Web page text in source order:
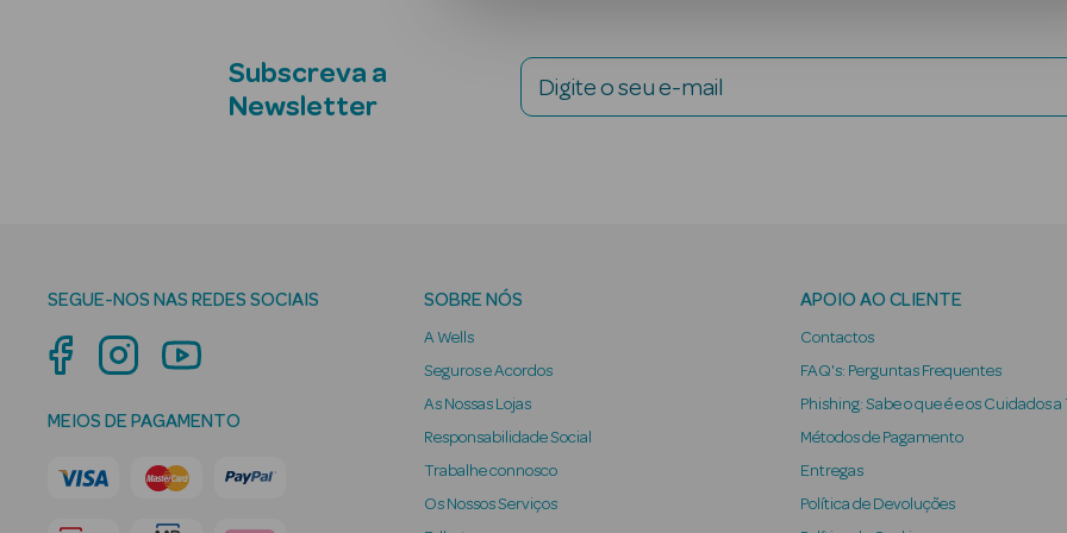
Subscreva a
Newsletter
Digite o seu e-mail
SEGUE-NOS NAS REDES SOCIAIS
MEIOS DE PAGAMENTO
SOBRE NÓS
A Wells
Seguros e Acordos
As Nossas Lojas
Responsabilidade Social
Trabalhe connosco
Os Nossos Serviços
APOIO AO CLIENTE
Contactos
FAQ's: Perguntas Frequentes
Phishing: Sabe o que é e os Cuidados a
Métodos de Pagamento
Entregas
Política de Devoluções